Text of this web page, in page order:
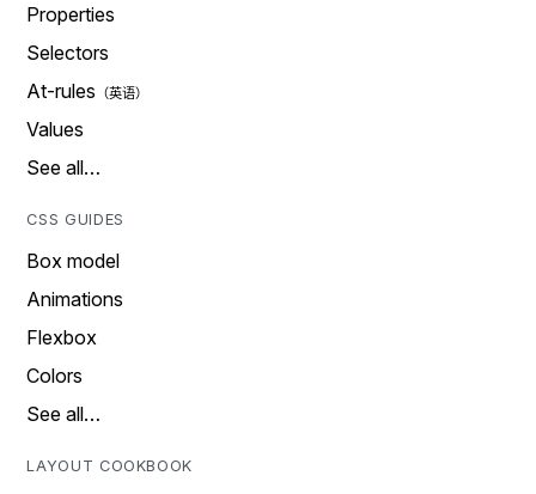
Properties
Selectors
At-rules
Values
See all…
CSS GUIDES
Box model
Animations
Flexbox
Colors
See all…
LAYOUT COOKBOOK